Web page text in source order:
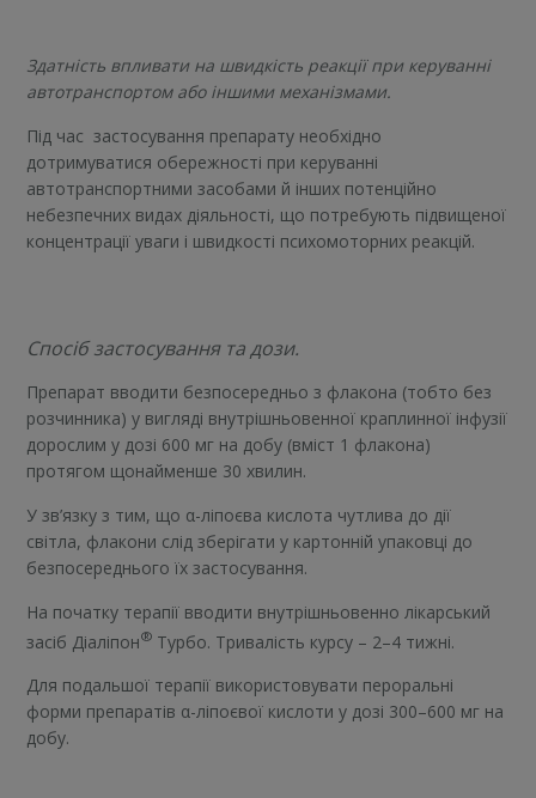
Здатність впливати на швидкість реакції при керуванні
автотранспортом або іншими механізмами.
Під час застосування препарату необхідно
дотримуватися обережності при керуванні
автотранспортними засобами й інших потенційно
небезпечних видах діяльності, що потребують підвищеної
концентрації уваги і швидкості психомоторних реакцій.
Спосіб застосування та дози.
Препарат вводити безпосередньо з флакона (тобто без
розчинника) у вигляді внутрішньовенної краплинної інфузії
дорослим у дозі 600 мг на добу (вміст 1 флакона)
протягом щонайменше 30 хвилин.
У зв’язку з тим, що α-ліпоєва кислота чутлива до дії
світла, флакони слід зберігати у картонній упаковці до
безпосереднього їх застосування.
На початку терапії вводити внутрішньовенно лікарський
засіб Діаліпон® Турбо. Тривалість курсу – 2–4 тижні.
Для подальшої терапії використовувати пероральні
форми препаратів α-ліпоєвої кислоти у дозі 300–600 мг на
добу.